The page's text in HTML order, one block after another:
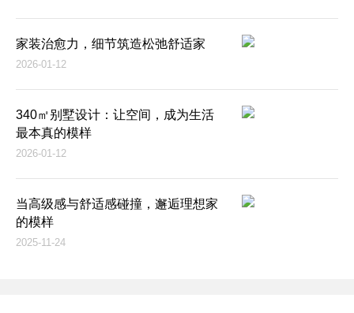
家装治愈力，细节筑造松弛舒适家
2026-01-12
340㎡别墅设计：让空间，成为生活
最本真的模样
2026-01-12
当高级感与舒适感碰撞，邂逅理想家
的模样
2025-11-24